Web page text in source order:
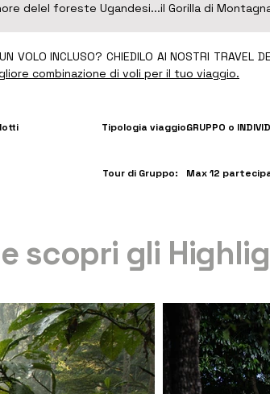
delel foreste Ugandesi...il Gorilla di
VOLO INCLUSO? CHIEDILO AI NOSTRI TRAVEL
combinazione di voli per il tuo viaggio.
Tipologia viaggio:GRUPPO o
Tour di Gruppo: Max 12
scopri gli